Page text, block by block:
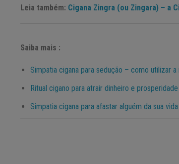
Leia também: Cigana Zingra (ou Zingara) – a
Saiba mais :
Simpatia cigana para sedução – como utilizar a
Ritual cigano para atrair dinheiro e
Simpatia cigana para afastar alguém da sua vida